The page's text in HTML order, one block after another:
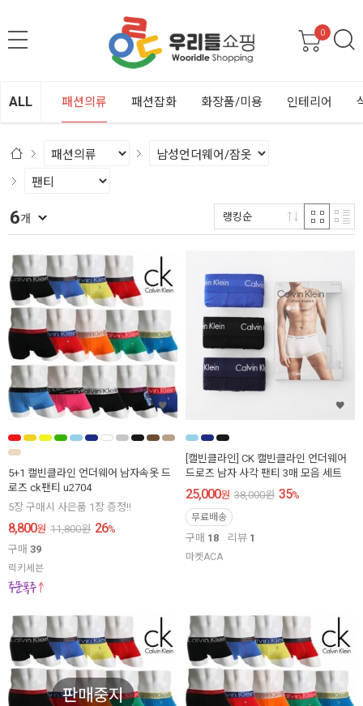
0
ALL 패션의류 패션잡화 화장품/미용 인테리어
6개 랭킹순
5+1 캘빈클라인 언더웨어 남자속옷 드
로즈 ck팬티 u2704
5장 구매시 사은품 1장 증정!!
8,800원 11,800원 26%
구매 39
럭키세븐
[캘빈클라인] CK 캘빈클라인 언더웨어
드로즈 남자 사각 팬티 3매 모음 세트
25,000원 38,000원 35%
무료배송
구매 18 리뷰 1
마켓ACA
판매중지